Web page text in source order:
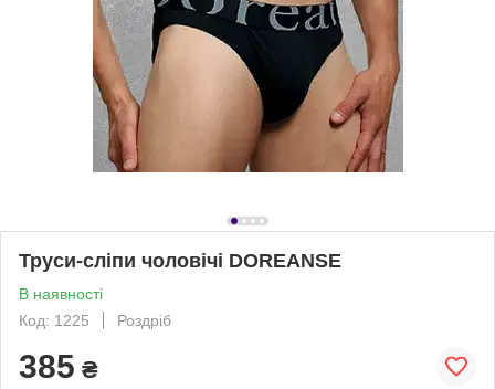
Труси-сліпи чоловічі DOREANSE
В наявності
Код: 1225
Роздріб
385 ₴